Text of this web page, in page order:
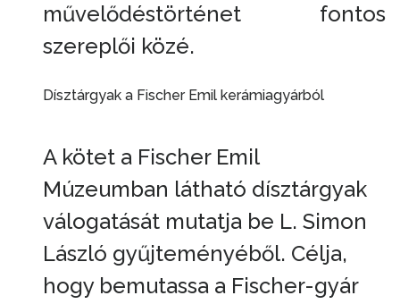
művelődéstörténet fontos
szereplői közé.
Dísztárgyak a Fischer Emil kerámiagyárból
A kötet a Fischer Emil
Múzeumban látható dísztárgyak
válogatását mutatja be L. Simon
László gyűjteményéből. Célja,
hogy bemutassa a Fischer-gyár